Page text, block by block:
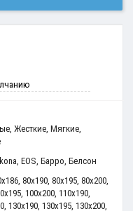
, Жесткие, Мягкие,
, EOS, Барро, Белсон
, 80x190, 80x195, 80x200,
, 100x200, 110x190,
, 130x190, 130x195, 130x200,